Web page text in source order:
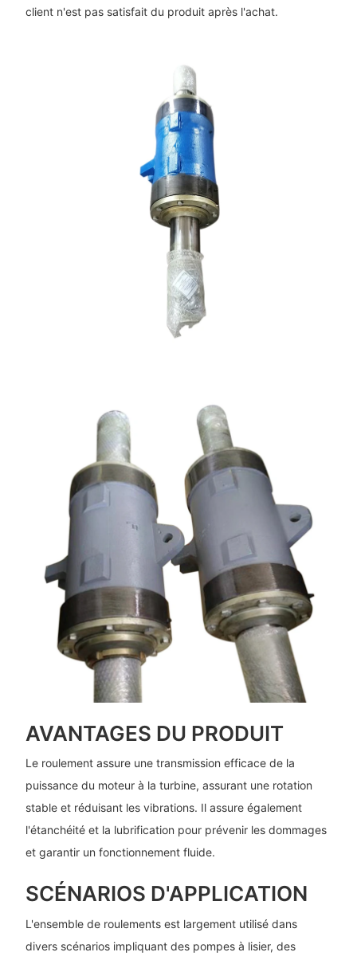
client n'est pas satisfait du produit après l'achat.
AVANTAGES DU PRODUIT
Le roulement assure une transmission efficace de la
puissance du moteur à la turbine, assurant une rotation
stable et réduisant les vibrations. Il assure également
l'étanchéité et la lubrification pour prévenir les dommages
et garantir un fonctionnement fluide.
SCÉNARIOS D'APPLICATION
L'ensemble de roulements est largement utilisé dans
divers scénarios impliquant des pompes à lisier, des